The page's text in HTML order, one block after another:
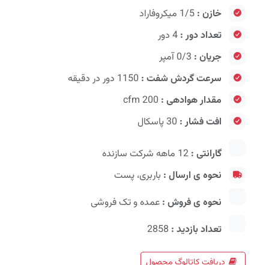
خازن :
تعداد دور :
جریان :
سرعت گردش شفت :
مقدار هوادهی :
افت فشار :
گارانتی :
نحوه ی ارسال : باربری، پست
نحوه ی فروش : عمده و تک فروشی
تعداد بازدید :
دریافت کاتالوگ محصول